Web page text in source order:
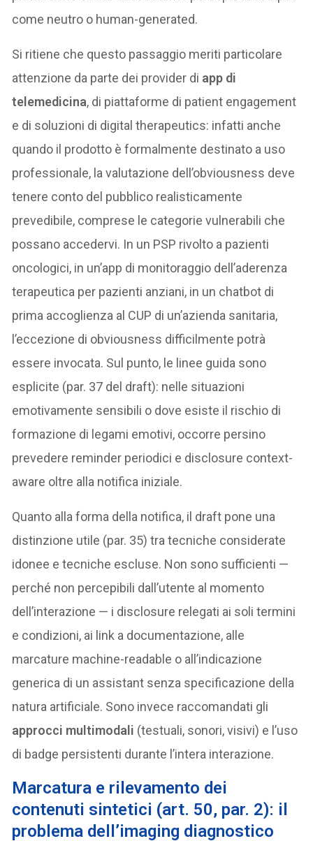
come neutro o human-generated.
Si ritiene che questo passaggio meriti particolare
attenzione da parte dei provider di app di
telemedicina, di piattaforme di patient engagement
e di soluzioni di digital therapeutics: infatti anche
quando il prodotto è formalmente destinato a uso
professionale, la valutazione dell’obviousness deve
tenere conto del pubblico realisticamente
prevedibile, comprese le categorie vulnerabili che
possano accedervi. In un PSP rivolto a pazienti
oncologici, in un’app di monitoraggio dell’aderenza
terapeutica per pazienti anziani, in un chatbot di
prima accoglienza al CUP di un’azienda sanitaria,
l’eccezione di obviousness difficilmente potrà
essere invocata. Sul punto, le linee guida sono
esplicite (par. 37 del draft): nelle situazioni
emotivamente sensibili o dove esiste il rischio di
formazione di legami emotivi, occorre persino
prevedere reminder periodici e disclosure context-
aware oltre alla notifica iniziale.
Quanto alla forma della notifica, il draft pone una
distinzione utile (par. 35) tra tecniche considerate
idonee e tecniche escluse. Non sono sufficienti —
perché non percepibili dall’utente al momento
dell’interazione — i disclosure relegati ai soli termini
e condizioni, ai link a documentazione, alle
marcature machine-readable o all’indicazione
generica di un assistant senza specificazione della
natura artificiale. Sono invece raccomandati gli
approcci multimodali (testuali, sonori, visivi) e l’uso
di badge persistenti durante l’intera interazione.
Marcatura e rilevamento dei
contenuti sintetici (art. 50, par. 2): il
problema dell’imaging diagnostico